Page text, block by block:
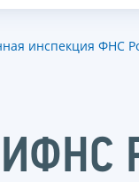
инспекция ФНС